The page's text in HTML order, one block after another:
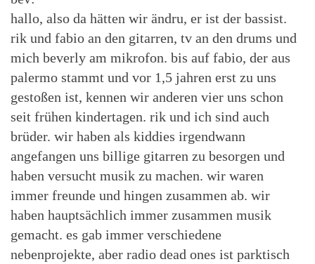
hallo, also da hätten wir ändru, er ist der bassist.
rik und fabio an den gitarren, tv an den drums und
mich beverly am mikrofon. bis auf fabio, der aus
palermo stammt und vor 1,5 jahren erst zu uns
gestoßen ist, kennen wir anderen vier uns schon
seit frühen kindertagen. rik und ich sind auch
brüder. wir haben als kiddies irgendwann
angefangen uns billige gitarren zu besorgen und
haben versucht musik zu machen. wir waren
immer freunde und hingen zusammen ab. wir
haben hauptsächlich immer zusammen musik
gemacht. es gab immer verschiedene
nebenprojekte, aber radio dead ones ist parktisch